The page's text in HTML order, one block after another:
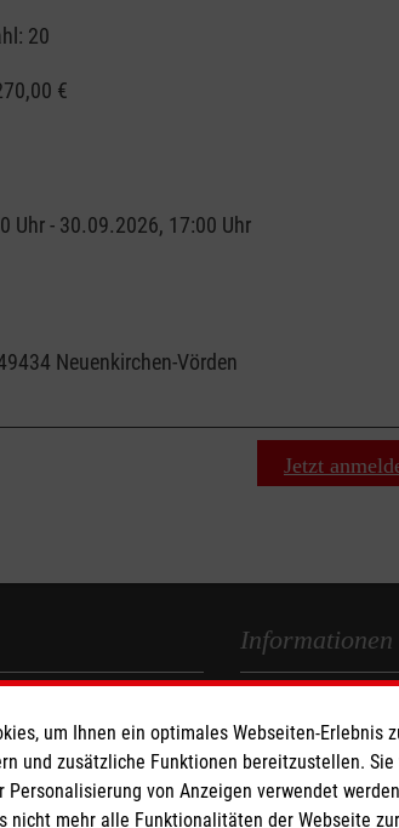
20
€
Uhr - 30.09.2026, 17:00 Uhr
Neuenkirchen-Vörden
Jetzt
Informationen
Impressum
Datenschutz
um Ihnen ein optimales Webseiten-
und zusätzliche Funktionen bereitzustellen.
Personalisierung von Anzeigen verwendet
nicht mehr alle Funktionalitäten der Webseite